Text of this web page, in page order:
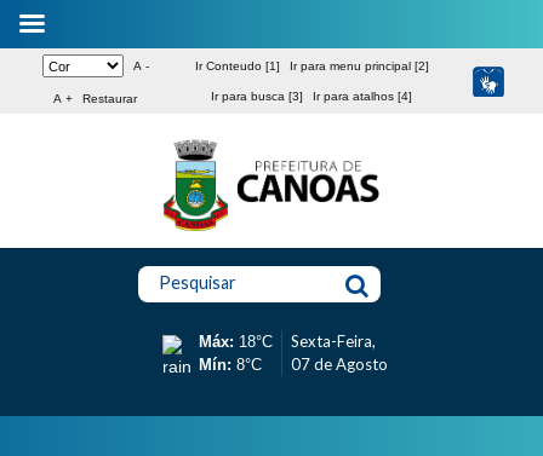
A -
A + Restaurar
Ir Conteudo [1] Ir para menu principal [2]
Ir para busca [3] Ir para atalhos [4]
Pesquisar
Máx: 18°C
Mín: 8°C
Sexta-Feira,
07 de Agosto